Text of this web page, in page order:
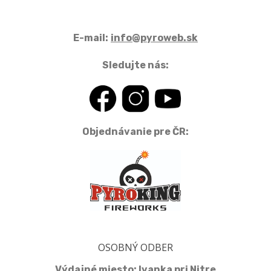
E-mail: info@pyroweb.sk
Sledujte nás:
Objednávanie pre ČR:
OSOBNÝ ODBER